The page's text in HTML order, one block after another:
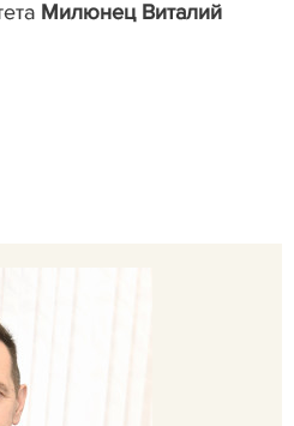
Милюнец Виталий